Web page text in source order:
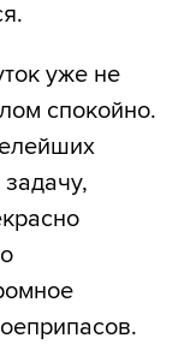
уже не
спокойно.